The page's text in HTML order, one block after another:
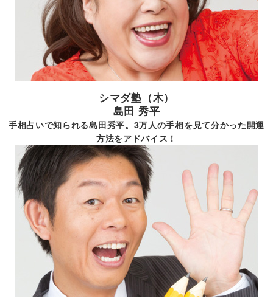
シマダ塾（木）
島田 秀平
手相占いで知られる島田秀平。3万人の手相を見て分かった開運
方法をアドバイス！